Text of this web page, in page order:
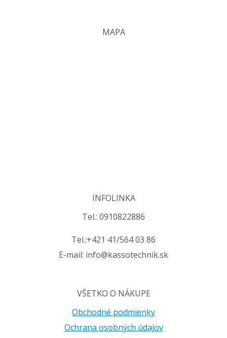
MAPA
INFOLINKA
Tel.: 0910822886
Tel.:+421 41/564 03 86
E-mail: info@kassotechnik.sk
VŠETKO O NÁKUPE
Obchodné podmienky
Ochrana osobných údajov